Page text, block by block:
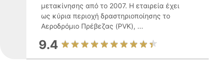
μετακίνησης από το 2007. Η εταιρεία έχει
ως κύρια περιοχή δραστηριοποίησης το
Αεροδρόμιο Πρέβεζας (PVK), ...
9.4